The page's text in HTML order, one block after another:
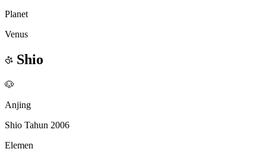
Planet
Venus
Shio
🐶
Anjing
Shio Tahun 2006
Elemen